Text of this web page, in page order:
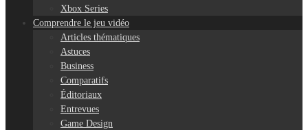
Xbox Series
Comprendre le jeu vidéo
Articles thématiques
Astuces
Business
Comparatifs
Éditoriaux
Entrevues
Game Design